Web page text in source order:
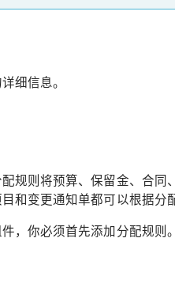
细信息。
规则将预算、保留金、合
和变更通知单都可以根据分
，你必须首先添加分配规